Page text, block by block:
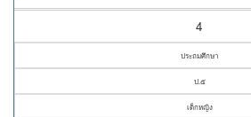
4
ประถมศึกษา
ป.๕
เด็กหญิง